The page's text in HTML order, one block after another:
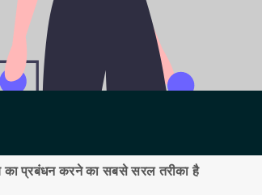
प्रबंधन करने का सबसे सरल तरीका है